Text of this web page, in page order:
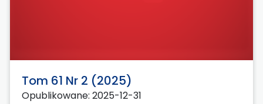
Tom 61 Nr 2 (2025)
Opublikowane: 2025-12-31